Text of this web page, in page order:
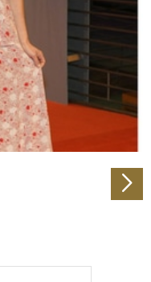
und Anzeigen zu
Medien anbieten
Website zu
zu Ihrer
Partner für
weiter. Unsere
möglicherweise mit
ihnen bereitgestellt